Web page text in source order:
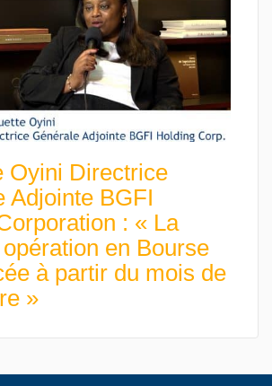
Oyini Directrice
Adjointe BGFI
: « La
en Bourse
à partir du mois de
»